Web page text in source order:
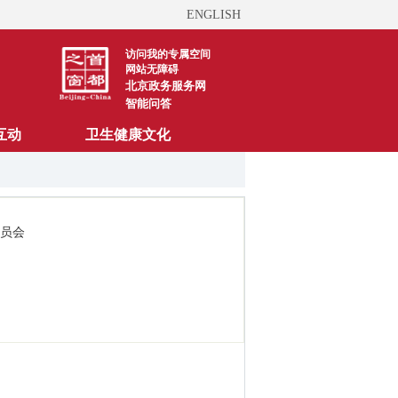
ENGLISH
访问我的专属空间
网站无障碍
北京政务服务网
智能问答
动 卫生健康文化
会